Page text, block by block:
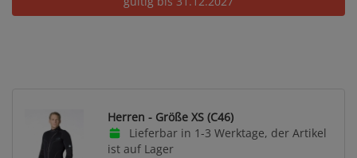
Herren - Größe XS (C46)
Lieferbar in 1-3 Werktage, der Artikel
ist auf Lager